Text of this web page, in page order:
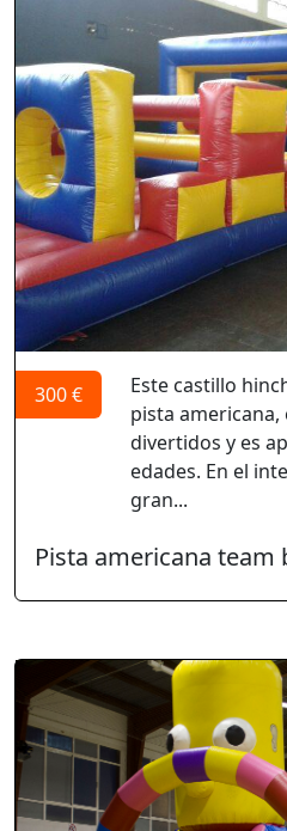
Este castillo
pista americana,
divertidos y es
edades. En el
gran...
300 €
Pista americana team